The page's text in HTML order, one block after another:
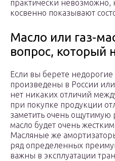
практически
косвенно показывают
Масло или газ-
вопрос, который
Если вы берете
произведены в России
нет никаких отличий
при покупке продукции
заметить очень ощутимую
масло будет очень
Масляные же
ряд определенных
важны в эксплуатации